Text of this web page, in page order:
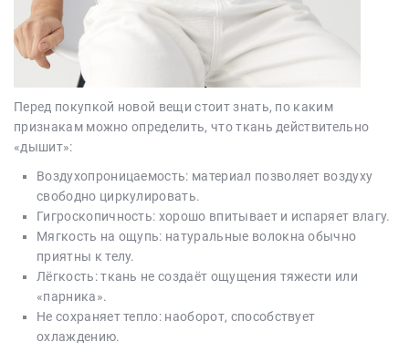
Перед покупкой новой вещи стоит знать, по каким
признакам можно определить, что ткань действительно
«дышит»:
Воздухопроницаемость: материал позволяет воздуху
свободно циркулировать.
Гигроскопичность: хорошо впитывает и испаряет влагу.
Мягкость на ощупь: натуральные волокна обычно
приятны к телу.
Лёгкость: ткань не создаёт ощущения тяжести или
«парника».
Не сохраняет тепло: наоборот, способствует
охлаждению.